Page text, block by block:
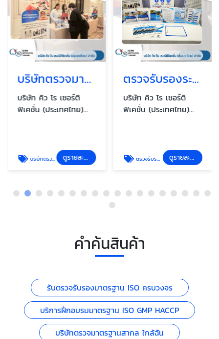
บริษัทตรวจมาตรฐานสากล ใกล้ฉัน
บริษัท คิว โร เซอร์ติ
ฟิเคชั่น (ประเทศไทย)
บริษัทตรวจมาตรฐานสากล ใกล้ฉัน ดูรายละเอียด
ตรวจรับรองระบบคุณภาพครบวงจร
บริษัท คิว โร เซอร์ติ
ฟิเคชั่น (ประเทศไทย)
ตรวจรับรองระบบคุณภาพครบวงจร ดูรายละเอียด
คำค้นสินค้า
รับตรวจรับรองมาตรฐาน ISO ครบวงจร
บริการฝึกอบรมมาตรฐาน ISO GMP HACCP
บริษัทตรวจมาตรฐานสากล ใกล้ฉัน